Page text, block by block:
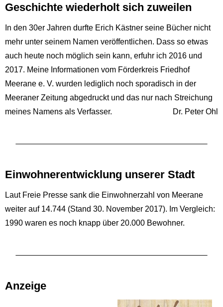
Geschichte wiederholt sich zuweilen
In den 30er Jahren durfte Erich Kästner seine Bücher nicht
mehr unter seinem Namen veröffentlichen. Dass so etwas
auch heute noch möglich sein kann, erfuhr ich 2016 und
2017. Meine Informationen vom Förderkreis Friedhof
Meerane e. V. wurden lediglich noch sporadisch in der
Meeraner Zeitung abgedruckt und das nur nach Streichung
meines Namens als Verfasser.
Dr. Peter Ohl
Einwohnerentwicklung unserer Stadt
Laut Freie Presse sank die Einwohnerzahl von Meerane
weiter auf 14.744 (Stand 30. November 2017). Im Vergleich:
1990 waren es noch knapp über 20.000 Bewohner.
Anzeige